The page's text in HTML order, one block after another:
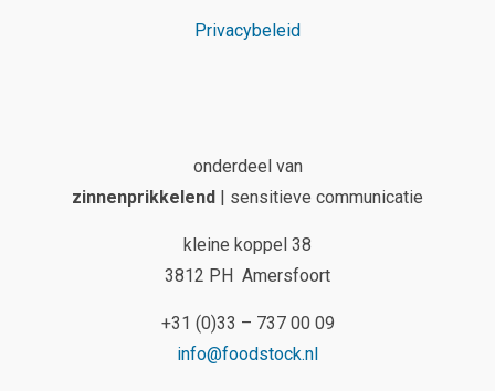
Privacybeleid
onderdeel van
zinnenprikkelend
| sensitieve communicatie
kleine koppel 38
3812 PH Amersfoort
+31 (0)33 – 737 00 09
info@foodstock.nl